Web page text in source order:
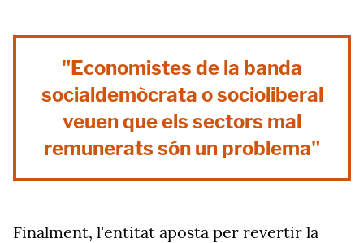
"Economistes de la banda
socialdemòcrata o socioliberal
veuen que els sectors mal
remunerats són un problema"
Finalment, l'entitat aposta per revertir la